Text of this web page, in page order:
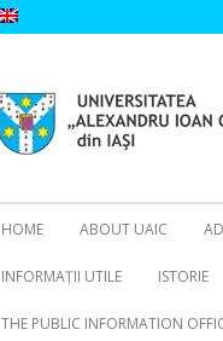
HOME ABOUT UAIC
INFORMAȚII UTILE ISTORIE
THE PUBLIC INFORMATION